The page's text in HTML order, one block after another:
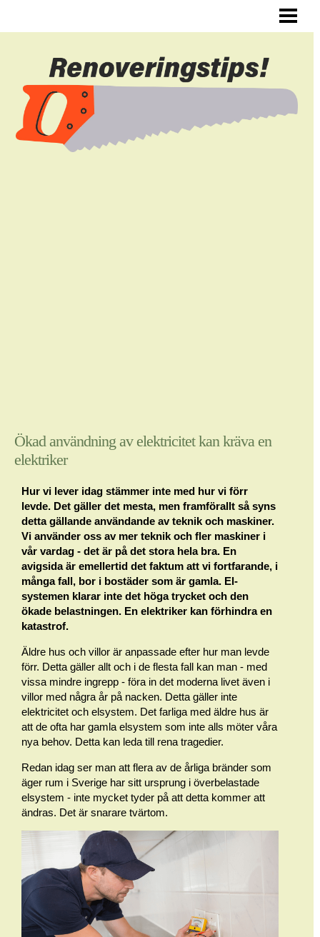
RENOVERA DIN HALL
RENOVERA SJÄLV
BLOGG
Ökad användning av elektricitet kan kräva en
elektriker
Hur vi lever idag stämmer inte med hur vi förr
levde. Det gäller det mesta, men framförallt så syns
detta gällande användande av teknik och maskiner.
Vi använder oss av mer teknik och fler maskiner i
vår vardag - det är på det stora hela bra. En
avigsida är emellertid det faktum att vi fortfarande, i
många fall, bor i bostäder som är gamla. El-
systemen klarar inte det höga trycket och den
ökade belastningen. En elektriker kan förhindra en
katastrof.
Äldre hus och villor är anpassade efter hur man levde
förr. Detta gäller allt och i de flesta fall kan man - med
vissa mindre ingrepp - föra in det moderna livet även i
villor med några år på nacken. Detta gäller inte
elektricitet och elsystem. Det farliga med äldre hus är
att de ofta har gamla elsystem som inte alls möter våra
nya behov. Detta kan leda till rena tragedier.
Redan idag ser man att flera av de årliga bränder som
äger rum i Sverige har sitt ursprung i överbelastade
elsystem - inte mycket tyder på att detta kommer att
ändras. Det är snarare tvärtom.